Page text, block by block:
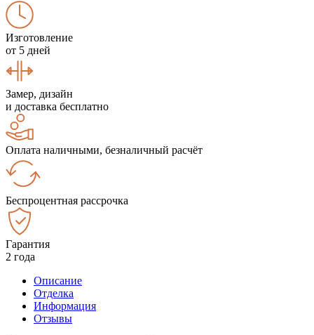
Изготовление
от 5 дней
Замер, дизайн
и доставка бесплатно
Оплата наличными, безналичный расчёт
Беспроцентная рассрочка
Гарантия
2 года
Описание
Отделка
Информация
Отзывы